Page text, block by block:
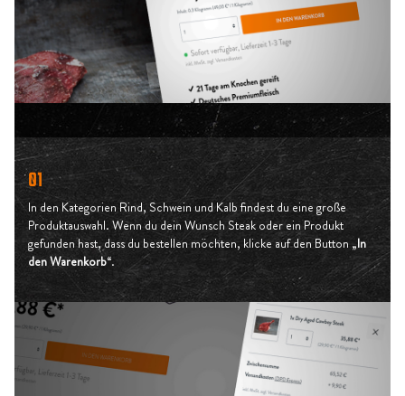
01
In den Kategorien Rind, Schwein und Kalb findest du eine große
Produktauswahl. Wenn du dein Wunsch Steak oder ein Produkt
gefunden hast, dass du bestellen möchten, klicke auf den Button „In
den Warenkorb“.